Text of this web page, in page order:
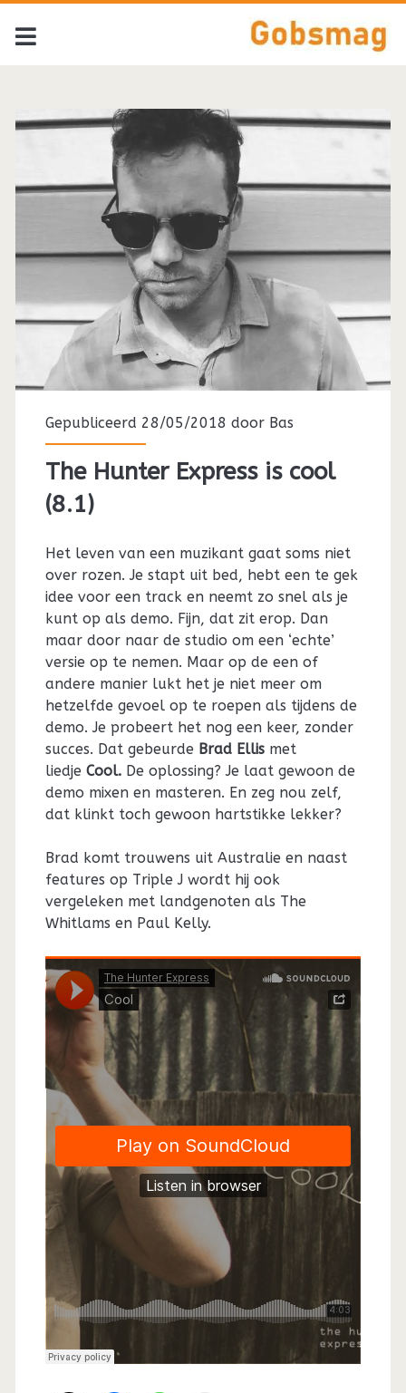
Gepubliceerd 28/05/2018 door Bas
The Hunter Express is cool
(8.1)
Het leven van een muzikant gaat soms niet
over rozen. Je stapt uit bed, hebt een te gek
idee voor een track en neemt zo snel als je
kunt op als demo. Fijn, dat zit erop. Dan
maar door naar de studio om een ‘echte’
versie op te nemen. Maar op de een of
andere manier lukt het je niet meer om
hetzelfde gevoel op te roepen als tijdens de
demo. Je probeert het nog een keer, zonder
succes. Dat gebeurde Brad Ellismet
liedje Cool.De oplossing? Je laat gewoon de
demo mixen en masteren. En zeg nou zelf,
dat klinkt toch gewoon hartstikke lekker?
Brad komt trouwens uit Australie en naast
features op Triple J wordt hij ook
vergeleken met landgenoten als The
Whitlams en Paul Kelly.